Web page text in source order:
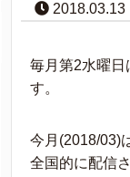
2018.03.13
毎月第2水曜
す。
今月(2018/03)
全国的に配信